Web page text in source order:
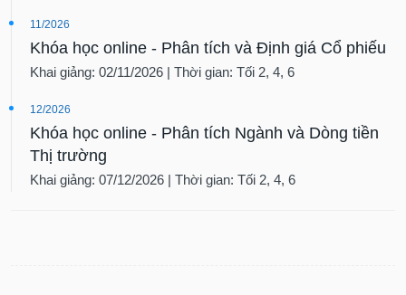
11/2026
Khóa học online - Phân tích và Định giá Cổ phiếu
Khai giảng: 02/11/2026 | Thời gian: Tối 2, 4, 6
12/2026
Khóa học online - Phân tích Ngành và Dòng tiền
Thị trường
Khai giảng: 07/12/2026 | Thời gian: Tối 2, 4, 6